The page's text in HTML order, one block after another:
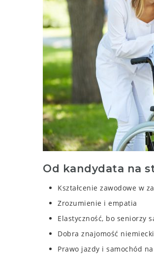
Od kandydata na
Kształcenie zawodowe w
Zrozumienie i empatia
Elastyczność, bo seniorzy
Dobra znajomość
Prawo jazdy i samochód